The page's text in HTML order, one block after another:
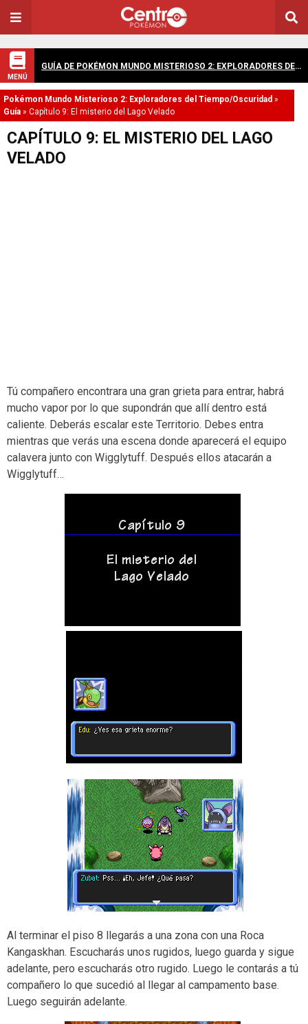
MENÚ
GUÍA DE POKÉMON MUNDO MISTERIOSO 2: EXPLORADORES DEL TIEMPO/OSCURIDAD
Pokémon Mundo Misterioso 2: Exploradores del Tiempo/Oscuridad »
Guía » Capítulo 9: El misterio del Lago Velado
CAPÍTULO 9: EL MISTERIO DEL LAGO
VELADO
Tú compañero encontrara una gran grieta para entrar, habrá
mucho vapor por lo que supondrán que allí dentro está
caliente. Deberás escalar este Territorio. Debes entra
mientras que verás una escena donde aparecerá el equipo
calavera junto con Wigglytuff. Después ellos atacarán a
Wigglytuff…
Al terminar el piso 8 llegarás a una zona con una Roca
Kangaskhan. Escucharás unos rugidos, luego guarda y sigue
adelante, pero escucharás otro rugido. Luego le contarás a tú
compañero lo que sucedió al llegar al campamento base.
Luego seguirán adelante.